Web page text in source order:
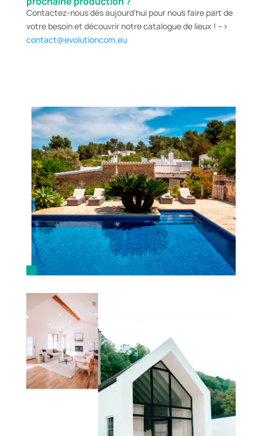
Contactez-nous dès aujourd’hui pour nous faire part de
votre besoin et découvrir notre catalogue de lieux ! –>
contact@evolutioncom.eu